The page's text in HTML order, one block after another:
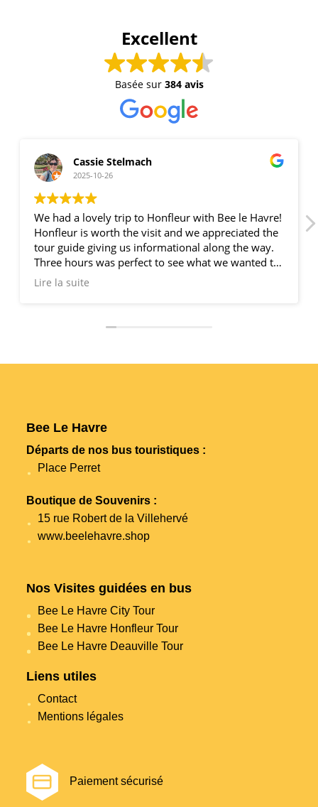
Excellent
Basée sur 384 avis
Cassie Stelmach
2025-10-26
We had a lovely trip to Honfleur with Bee le Havre!
Honfleur is worth the visit and we appreciated the
tour guide giving us informational along the way.
Three hours was perfect to see what we wanted to
see and have some lunch. We appreciated that
Lire la suite
Bee Le Havre
Départs de nos bus touristiques :
Place Perret
Boutique de Souvenirs :
15 rue Robert de la Villehervé
www.beelehavre.shop
Nos Visites guidées en bus
Bee Le Havre City Tour
Bee Le Havre Honfleur Tour
Bee Le Havre Deauville Tour
Liens utiles
Contact
Mentions légales
Paiement sécurisé